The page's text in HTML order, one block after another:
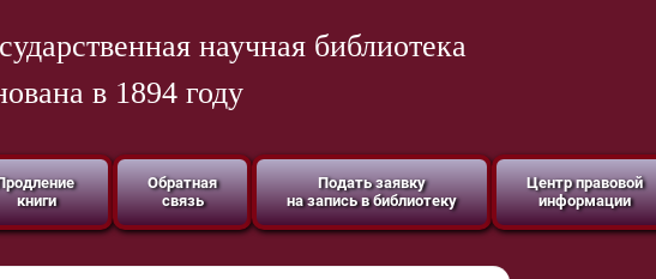
научная библиотека
в 1894 году
книги
Обратная
связь
Подать заявку
на запись в библиотеку
Центр правовой
информации